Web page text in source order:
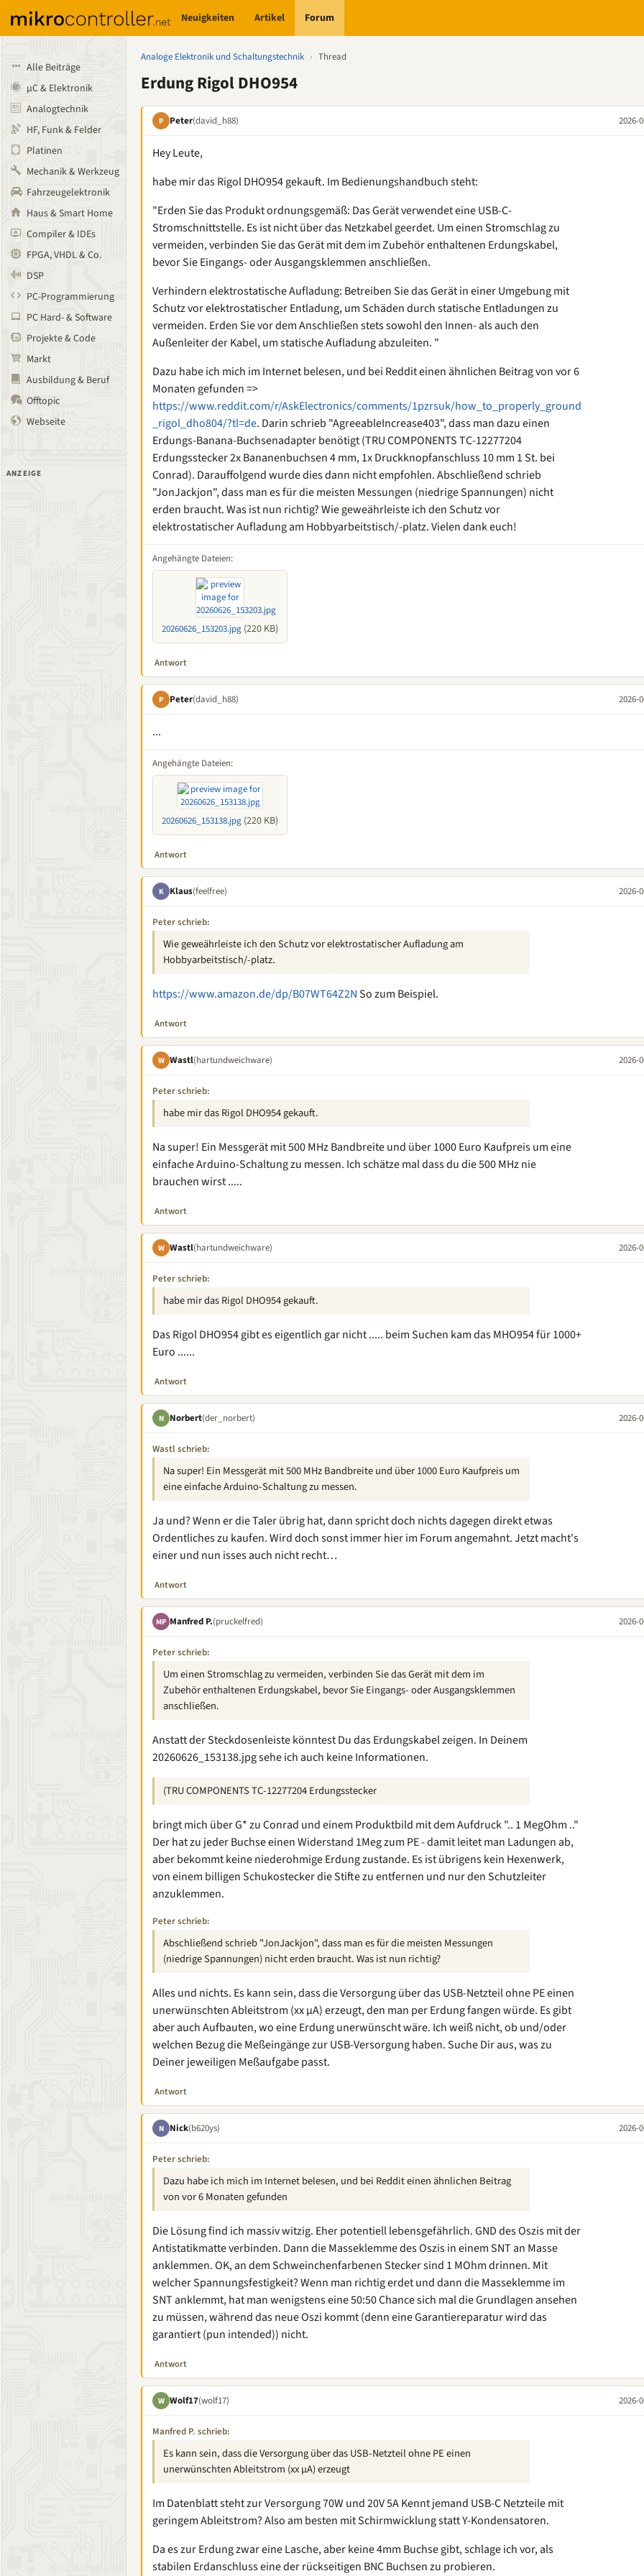
Neuigkeiten Artikel Forum
Alle Beiträge
µC & Elektronik
Analogtechnik
HF, Funk & Felder
Platinen
Mechanik & Werkzeug
Fahrzeugelektronik
Haus & Smart Home
Compiler & IDEs
FPGA, VHDL & Co.
DSP
PC-Programmierung
PC Hard- & Software
Projekte & Code
Markt
Ausbildung & Beruf
Offtopic
Webseite
ANZEIGE
Analoge Elektronik und Schaltungstechnik › Thread
Erdung Rigol DHO954
P Peter(david_h88) 2026-
Hey Leute,
habe mir das Rigol DHO954 gekauft. Im Bedienungshandbuch steht:
"Erden Sie das Produkt ordnungsgemäß: Das Gerät verwendet eine USB-C-
Stromschnittstelle. Es ist nicht über das Netzkabel geerdet. Um einen Stromschlag zu
vermeiden, verbinden Sie das Gerät mit dem im Zubehör enthaltenen Erdungskabel,
bevor Sie Eingangs- oder Ausgangsklemmen anschließen.
Verhindern elektrostatische Aufladung: Betreiben Sie das Gerät in einer Umgebung mit
Schutz vor elektrostatischer Entladung, um Schäden durch statische Entladungen zu
vermeiden. Erden Sie vor dem Anschließen stets sowohl den Innen- als auch den
Außenleiter der Kabel, um statische Aufladung abzuleiten. "
Dazu habe ich mich im Internet belesen, und bei Reddit einen ähnlichen Beitrag von vor 6
Monaten gefunden =>
https://www.reddit.com/r/AskElectronics/comments/1pzrsuk/how_to_properly_ground
_rigol_dho804/?tl=de. Darin schrieb "AgreeableIncrease403", dass man dazu einen
Erdungs-Banana-Buchsenadapter benötigt (TRU COMPONENTS TC-12277204
Erdungsstecker 2x Bananenbuchsen 4 mm, 1x Druckknopfanschluss 10 mm 1 St. bei
Conrad). Darauffolgend wurde dies dann nicht empfohlen. Abschließend schrieb
"JonJackjon", dass man es für die meisten Messungen (niedrige Spannungen) nicht
erden braucht. Was ist nun richtig? Wie geweährleiste ich den Schutz vor
elektrostatischer Aufladung am Hobbyarbeitstisch/-platz. Vielen dank euch!
Angehängte Dateien:
20260626_153203.jpg (220 KB)
Antwort
P Peter(david_h88) 2026-
...
Angehängte Dateien:
20260626_153138.jpg (220 KB)
Antwort
K Klaus(feelfree) 2026-
Peter schrieb:
Wie geweährleiste ich den Schutz vor elektrostatischer Aufladung am
Hobbyarbeitstisch/-platz.
https://www.amazon.de/dp/B07WT64Z2NSo zum Beispiel.
Antwort
W Wastl(hartundweichware) 2026-
Peter schrieb:
habe mir das Rigol DHO954 gekauft.
Na super! Ein Messgerät mit 500 MHz Bandbreite und über 1000 Euro Kaufpreis um eine
einfache Arduino-Schaltung zu messen. Ich schätze mal dass du die 500 MHz nie
brauchen wirst .....
Antwort
W Wastl(hartundweichware) 2026-
Peter schrieb:
habe mir das Rigol DHO954 gekauft.
Das Rigol DHO954 gibt es eigentlich gar nicht ..... beim Suchen kam das MHO954 für 1000+
Euro ......
Antwort
N Norbert(der_norbert) 2026-
Wastl schrieb:
Na super! Ein Messgerät mit 500 MHz Bandbreite und über 1000 Euro Kaufpreis um
eine einfache Arduino-Schaltung zu messen.
Ja und? Wenn er die Taler übrig hat, dann spricht doch nichts dagegen direkt etwas
Ordentliches zu kaufen. Wird doch sonst immer hier im Forum angemahnt. Jetzt macht's
einer und nun isses auch nicht recht…
Antwort
MP Manfred P.(pruckelfred) 2026-
Peter schrieb:
Um einen Stromschlag zu vermeiden, verbinden Sie das Gerät mit dem im
Zubehör enthaltenen Erdungskabel, bevor Sie Eingangs- oder Ausgangsklemmen
anschließen.
Anstatt der Steckdosenleiste könntest Du das Erdungskabel zeigen. In Deinem
20260626_153138.jpg sehe ich auch keine Informationen.
(TRU COMPONENTS TC-12277204 Erdungsstecker
bringt mich über G* zu Conrad und einem Produktbild mit dem Aufdruck ".. 1 MegOhm .."
Der hat zu jeder Buchse einen Widerstand 1Meg zum PE - damit leitet man Ladungen ab,
aber bekommt keine niederohmige Erdung zustande. Es ist übrigens kein Hexenwerk,
von einem billigen Schukostecker die Stifte zu entfernen und nur den Schutzleiter
anzuklemmen.
Peter schrieb:
Abschließend schrieb "JonJackjon", dass man es für die meisten Messungen
(niedrige Spannungen) nicht erden braucht. Was ist nun richtig?
Alles und nichts. Es kann sein, dass die Versorgung über das USB-Netzteil ohne PE einen
unerwünschten Ableitstrom (xx µA) erzeugt, den man per Erdung fangen würde. Es gibt
aber auch Aufbauten, wo eine Erdung unerwünscht wäre. Ich weiß nicht, ob und/oder
welchen Bezug die Meßeingänge zur USB-Versorgung haben. Suche Dir aus, was zu
Deiner jeweiligen Meßaufgabe passt.
Antwort
N Nick(b620ys) 2026-
Peter schrieb:
Dazu habe ich mich im Internet belesen, und bei Reddit einen ähnlichen Beitrag
von vor 6 Monaten gefunden
Die Lösung find ich massiv witzig. Eher potentiell lebensgefährlich. GND des Oszis mit der
Antistatikmatte verbinden. Dann die Masseklemme des Oszis in einem SNT an Masse
anklemmen. OK, an dem Schweinchenfarbenen Stecker sind 1 MOhm drinnen. Mit
welcher Spannungsfestigkeit? Wenn man richtig erdet und dann die Masseklemme im
SNT anklemmt, hat man wenigstens eine 50:50 Chance sich mal die Grundlagen ansehen
zu müssen, während das neue Oszi kommt (denn eine Garantiereparatur wird das
garantiert (pun intended)) nicht.
Antwort
W Wolf17(wolf17) 2026-
Manfred P. schrieb:
Es kann sein, dass die Versorgung über das USB-Netzteil ohne PE einen
unerwünschten Ableitstrom (xx µA) erzeugt
Im Datenblatt steht zur Versorgung 70W und 20V 5A Kennt jemand USB-C Netzteile mit
geringem Ableitstrom? Also am besten mit Schirmwicklung statt Y-Kondensatoren.
Da es zur Erdung zwar eine Lasche, aber keine 4mm Buchse gibt, schlage ich vor, als
stabilen Erdanschluss eine der rückseitigen BNC Buchsen zu probieren.